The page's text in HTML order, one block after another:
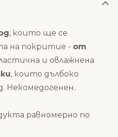
, които ще се
на покритие - от
и овлажнена
, които дълбоко
Некомедогенен.
равномерно по